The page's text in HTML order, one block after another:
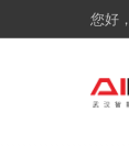
您好，